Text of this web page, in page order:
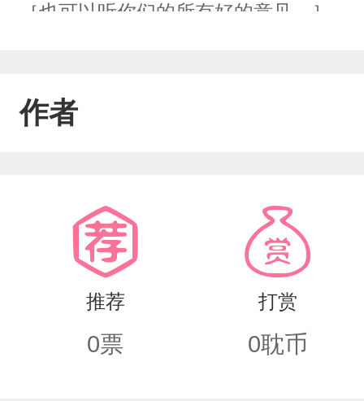
［也可以听你们的所有好的意见。］
作者
推荐
0票
打赏
0耽币